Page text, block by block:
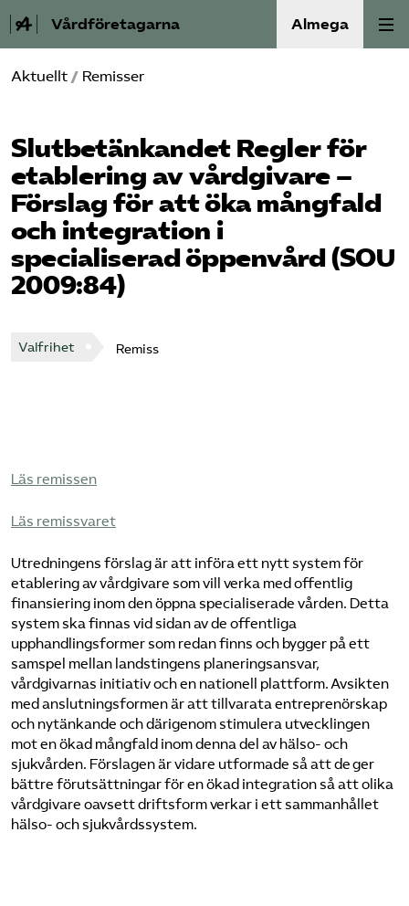
Vårdföretagarna Almega
Välfärdskriminalitet
Valmanifest
Medlemskap
Aktiviteter
Våra frågor
Mina sidor
Privat Vårdfakta
Bli medlem
Logga in på Arbetsgivarguiden
Sök på vardforetagarna.se
Press
In English
Aktuellt / Remisser
Slutbetänkandet Regler för
etablering av vårdgivare –
Förslag för att öka mångfald
och integration i
specialiserad öppenvård (SOU
2009:84)
Valfrihet Remiss
Läs remissen
Läs remissvaret
Utredningens förslag är att införa ett nytt system för
etablering av vårdgivare som vill verka med offentlig
finansiering inom den öppna specialiserade vården. Detta
system ska finnas vid sidan av de offentliga
upphandlingsformer som redan finns och bygger på ett
samspel mellan landstingens planeringsansvar,
vårdgivarnas initiativ och en nationell plattform. Avsikten
med anslutningsformen är att tillvarata entreprenörskap
och nytänkande och därigenom stimulera utvecklingen
mot en ökad mångfald inom denna del av hälso- och
sjukvården. Förslagen är vidare utformade så att de ger
bättre förutsättningar för en ökad integration så att olika
vårdgivare oavsett driftsform verkar i ett sammanhållet
hälso- och sjukvårdssystem.